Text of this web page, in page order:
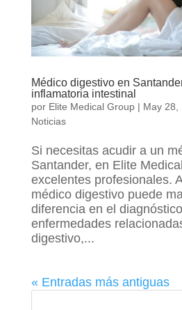
Médico digestivo en
inflamatoria intestinal
por Elite Medical Group| May 28,
Noticias
Si necesitas acudir a un
Santander, en Elite
excelentes profesionales.
médico digestivo puede
diferencia en el
enfermedades
digestivo,...
« Entradas más antiguas